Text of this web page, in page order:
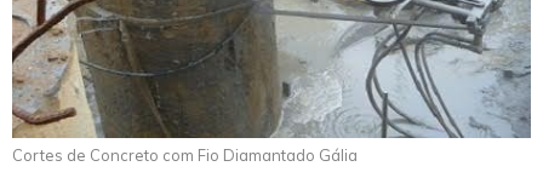
Cortes de Concreto com Fio Diamantado Gália